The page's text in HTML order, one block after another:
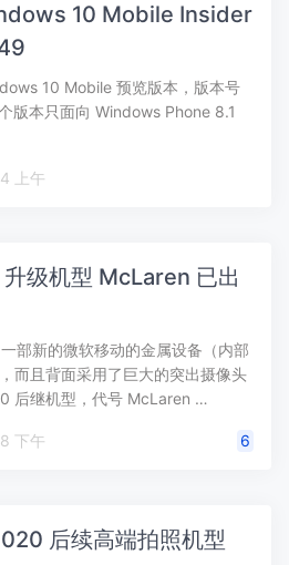
10 Mobile Insider
10 Mobile 预览版本，版本号
版本只面向 Windows Phone 8.1
月 15 日, 9:14 上午
级机型 McLaren 已出
部新的微软移动的金属设备（内部
而且背面采用了巨大的突出摄像头
后继机型，代号 McLaren …
月 30 日, 8:18 下午 6
后续高端拍照机型